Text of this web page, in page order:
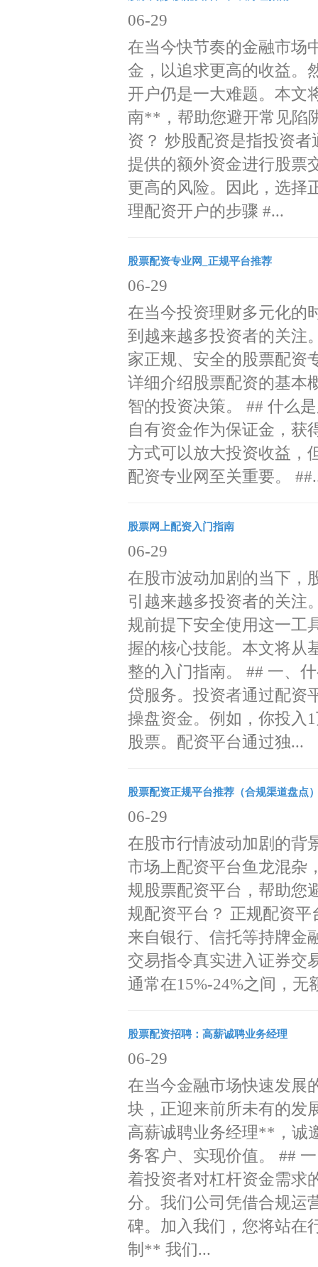
06-29
在当今快节奏的金融市场
金，以追求更高的收益。
开户仍是一大难题。本文
南**，帮助您避开常见陷
资？ 炒股配资是指投资
提供的额外资金进行股票
更高的风险。因此，选择
理配资开户的步骤 #...
股票配资专业网_正规平台推荐
06-29
在当今投资理财多元化的
到越来越多投资者的关注
家正规、安全的股票配资
详细介绍股票配资的基本
智的投资决策。 ## 什么
自有资金作为保证金，获
方式可以放大投资收益，
配资专业网至关重要。
股票网上配资入门指南
06-29
在股市波动加剧的当下，
引越来越多投资者的关注
规前提下安全使用这一工
握的核心技能。本文将从
整的入门指南。 ## 一、
贷服务。投资者通过配资
操盘资金。例如，你投入
股票。配资平台通过独...
股票配资正规平台推荐（合规渠道盘点
06-29
在股市行情波动加剧的背
市场上配资平台鱼龙混杂
规股票配资平台，帮助您
规配资平台？ 正规配资
来自银行、信托等持牌金
交易指令真实进入证券交
通常在15%-24%之间，
股票配资招聘：高薪诚聘业务经理
06-29
在当今金融市场快速发展
块，正迎来前所未有的发
高薪诚聘业务经理**，诚
务客户、实现价值。 ##
着投资者对杠杆资金需求
分。我们公司凭借合规运
碑。加入我们，您将站在
制** 我们...